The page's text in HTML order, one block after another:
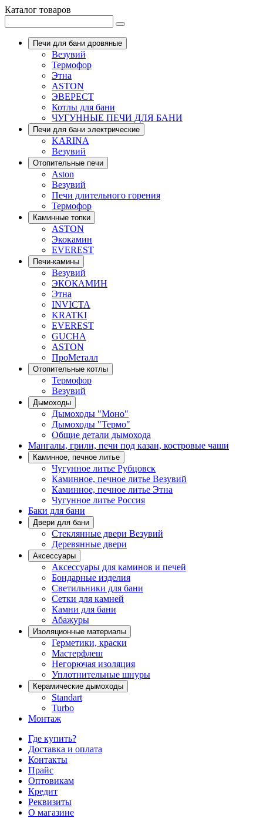
Каталог товаров
Печи для бани дровяные
Везувий
Термофор
Этна
ASTON
ЭВЕРЕСТ
Котлы для бани
ЧУГУННЫЕ ПЕЧИ ДЛЯ БАНИ
Печи для бани электрические
KARINA
Везувий
Отопительные печи
Aston
Везувий
Печи длительного горения
Термофор
Каминные топки
ASTON
Экокамин
EVEREST
Печи-камины
Везувий
ЭКОКАМИН
Этна
INVICTA
KRATKI
EVEREST
GUCHA
ASTON
ПроМеталл
Отопительные котлы
Термофор
Везувий
Дымоходы
Дымоходы "Моно"
Дымоходы "Термо"
Общие детали дымохода
Мангалы, грили, печи под казан, костровые чаши
Каминное, печное литье
Чугунное литье Рубцовск
Каминное, печное литье Везувий
Каминное, печное литье Этна
Чугунное литье Россия
Баки для бани
Двери для бани
Стеклянные двери Везувий
Деревянные двери
Аксессуары
Аксессуары для каминов и печей
Бондарные изделия
Светильники для бани
Сетки для камней
Камни для бани
Абажуры
Изоляционные материалы
Герметики, краски
Мастерфлеш
Негорючая изоляция
Уплотнительные шнуры
Керамические дымоходы
Standart
Turbo
Монтаж
Где купить?
Доставка и оплата
Контакты
Прайс
Оптовикам
Кредит
Реквизиты
О магазине